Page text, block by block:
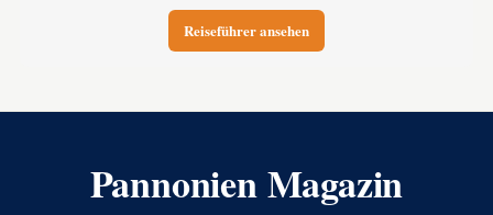
Reiseführer ansehen
Pannonien Magazin